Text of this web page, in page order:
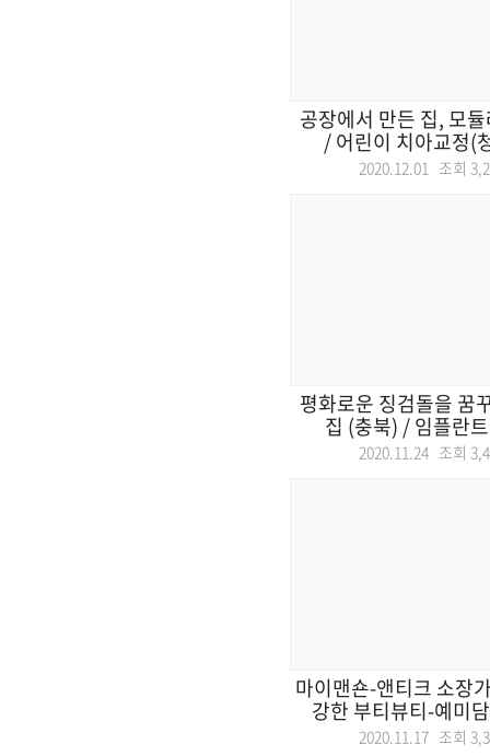
공장에서 만든 집, 모
/ 어린이 치아교정(
2020.12.01 조회
평화로운 징검돌을 꿈
집 (충북) / 임플란
2020.11.24 조회
마이맨숀-앤티크 소장
강한 부티뷰티-예미
2020.11.17 조회